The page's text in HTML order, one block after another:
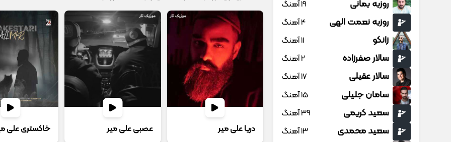
دریا علی میر عصبی علی میر خاکستری علی
روزبه بمانی 19 آهنگ
روزبه نعمت الهی 4 آهنگ
زانکو 11 آهنگ
سالار صفرزاده 2 آهنگ
سالار عقیلی 17 آهنگ
سامان جلیلی 15 آهنگ
سعید کریمی 39 آهنگ
سعید محمدی 13 آهنگ